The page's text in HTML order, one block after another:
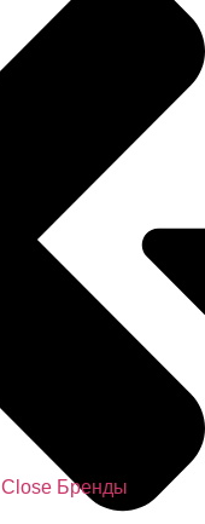
Close Бренды